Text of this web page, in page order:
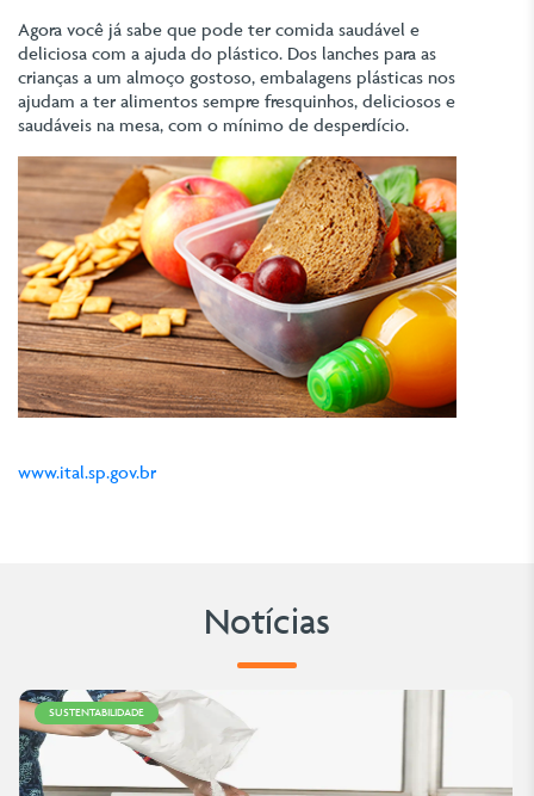
Agora você já sabe que pode ter comida saudável e
deliciosa com a ajuda do plástico. Dos lanches para as
crianças a um almoço gostoso, embalagens plásticas nos
ajudam a ter alimentos sempre fresquinhos, deliciosos e
saudáveis na mesa, com o mínimo de desperdício.
www.ital.sp.gov.br
Notícias
SUSTENTABILIDADE